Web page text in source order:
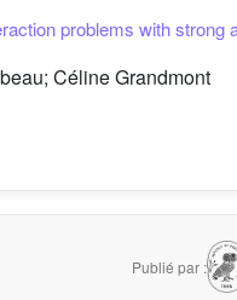
problems with strong
Céline Grandmont
Publié par :